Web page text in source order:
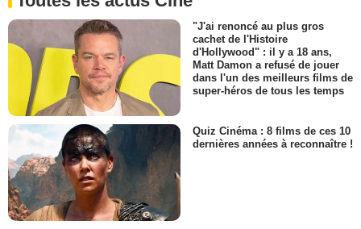
"J'ai renoncé au plus gros
cachet de l'Histoire
d'Hollywood" : il y a 18 ans,
Matt Damon a refusé de jouer
dans l'un des meilleurs films de
super-héros de tous les temps
Quiz Cinéma : 8 films de ces 10
dernières années à reconnaître !